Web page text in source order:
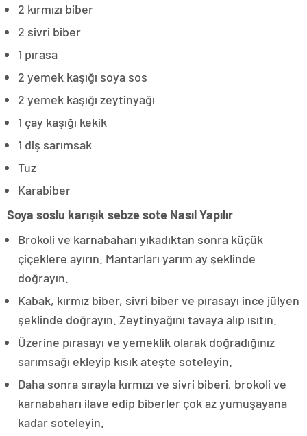
2 kırmızı biber
2 sivri biber
1 pırasa
2 yemek kaşığı soya sos
2 yemek kaşığı zeytinyağı
1 çay kaşığı kekik
1 diş sarımsak
Tuz
Karabiber
Soya soslu karışık sebze sote Nasıl Yapılır
Brokoli ve karnabaharı yıkadıktan sonra küçük
çiçeklere ayırın. Mantarları yarım ay şeklinde
doğrayın.
Kabak, kırmız biber, sivri biber ve pırasayı ince jülyen
şeklinde doğrayın. Zeytinyağını tavaya alıp ısıtın.
Üzerine pırasayı ve yemeklik olarak doğradığınız
sarımsağı ekleyip kısık ateşte soteleyin.
Daha sonra sırayla kırmızı ve sivri biberi, brokoli ve
karnabaharı ilave edip biberler çok az yumuşayana
kadar soteleyin.